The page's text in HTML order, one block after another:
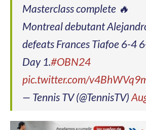
Masterclass complete 🔥
Montreal debutant
defeats Frances Tiafoe 6-4
Day 1.#OBN24
pic.twitter.com/
— Tennis TV (@TennisTV)